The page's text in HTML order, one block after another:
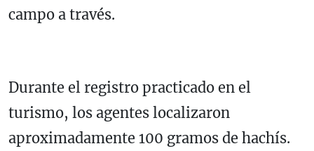
campo a través.
Durante el registro practicado en el
turismo, los agentes localizaron
aproximadamente 100 gramos de hachís.